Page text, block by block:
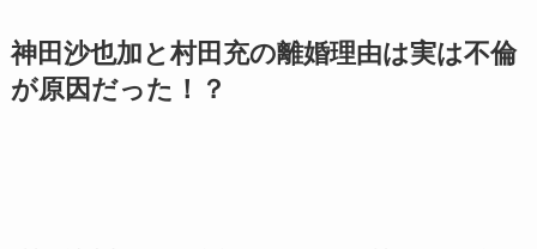
神田沙也加と村田充の離婚理由は実は不倫
が原因だった！？